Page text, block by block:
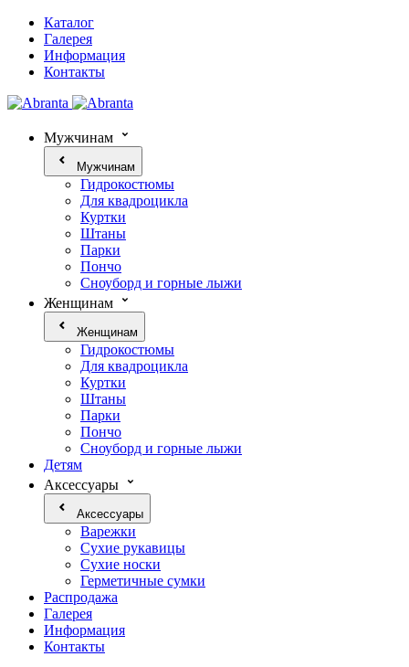
Каталог
Галерея
Информация
Контакты
Мужчинам
Мужчинам
Гидрокостюмы
Для квадроцикла
Куртки
Штаны
Парки
Пончо
Сноуборд и горные лыжи
Женщинам
Женщинам
Гидрокостюмы
Для квадроцикла
Куртки
Штаны
Парки
Пончо
Сноуборд и горные лыжи
Детям
Аксессуары
Аксессуары
Варежки
Сухие рукавицы
Сухие носки
Герметичные сумки
Распродажа
Галерея
Информация
Контакты